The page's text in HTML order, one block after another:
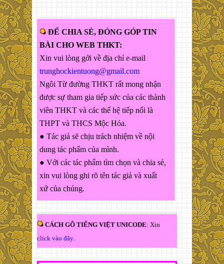
ĐỂ CHIA SẺ, ĐÓNG GÓP TIN
BÀI CHO WEB THKT:
Xin vui lòng gởi về địa chỉ e-mail
trunghockientuong@gmail.com
Ngôi Từ đường THKT rất mong nhận
được sự tham gia tiếp sức của các thành
viên THKT và các thế hệ tiếp nối là
THPT và THCS Mộc Hóa.
● Tác giả sẽ chịu trách nhiệm về nội
dung tác phẩm của mình.
● Với các tác phẩm tìm chọn và chia sẻ,
xin vui lòng ghi rõ tên tác giả và xuất
xứ của chúng.
CÁCH GÕ TIẾNG VIỆT UNICODE: Xin
click vào đây.